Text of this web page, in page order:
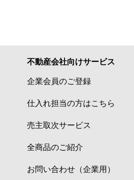
不動産会社向けサービス
企業会員のご登録
仕入れ担当の方はこちら
売主取次サービス
全商品のご紹介
お問い合わせ（企業用）